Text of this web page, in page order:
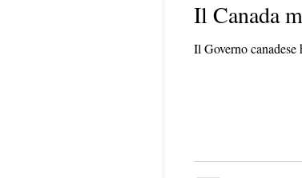
Il Canada
Il Governo